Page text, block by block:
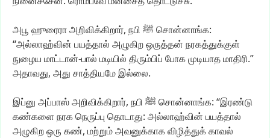
அபூ ஹுரைராஅறிவிக்கிறார், நபி ﷺ சொன்னாங்க:
“அல்லாஹ்வின் பயத்தால் அழுகிறஒருத்தன் நரகத்துக்குள்
நுழைய மாட்டான்-பால் மடியில் திரும்பிப் போகமுடியாதமாதிரி.”
அதாவது, அது சாத்தியமேஇல்லை.
இப்னு அப்பாஸ்அறிவிக்கிறார், நபி ﷺ சொன்னாங்க: “இரண்டு
கண்களை நரகநெருப்பு தொடாது: அல்லாஹ்வின் பயத்தால்
அழுகிறஒரு கண், மற்றும்அவனுக்காகவிழித்துக்காவல்